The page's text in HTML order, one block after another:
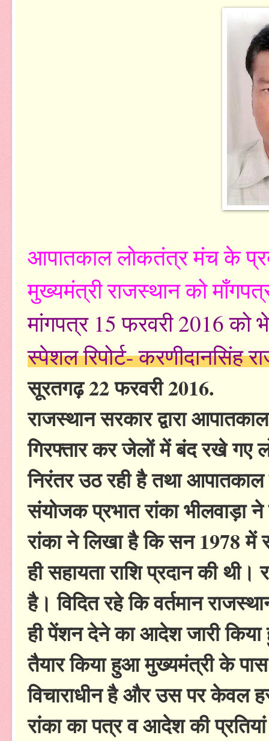
आपातकाल लोकतंत्र मंच के
मुख्यमंत्री राजस्थान को
मांगपत्र 15 फरवरी 2016 को
स्पेशल रिपोर्ट- करणीदानसिंह
सूरतगढ़ 22 फरवरी 2016.
राजस्थान सरकार द्वारा
गिरफ्तार कर जेलों में बंद रखे गए
निरंतर उठ रही है तथा
संयोजक प्रभात रांका भीलवाड़ा
रांका ने लिखा है कि सन 1978 में
ही सहायता राशि प्रदान की
है। विदित रहे कि वर्तमान
ही पेंशन देने का आदेश जारी
तैयार किया हुआ मुख्यमंत्री के
विचाराधीन है और उस पर केवल
रांका का पत्र व आदेश की